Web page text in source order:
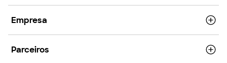
Empresa
Parceiros